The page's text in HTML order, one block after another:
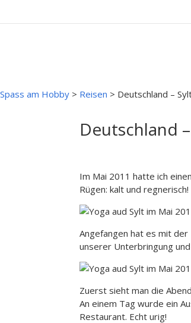
Spass am Hobby > Reisen > Deutschland –
Deutschland
Im Mai 2011 hatte ich
Rügen: kalt und
Angefangen hat es mit
unserer Unterbringung
Zuerst sieht man die
An einem Tag wurde ein
Restaurant. Echt urig!